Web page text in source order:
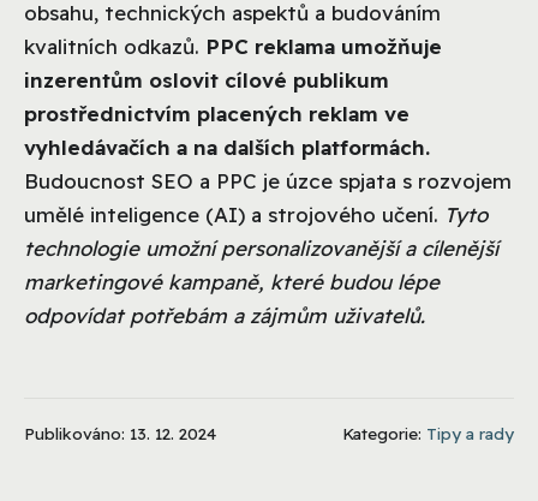
obsahu, technických aspektů a budováním
kvalitních odkazů. PPC reklama umožňuje
inzerentům oslovit cílové publikum
prostřednictvím placených reklam ve
vyhledávačích a na dalších platformách.
Budoucnost SEO a PPC je úzce spjata s rozvojem
umělé inteligence (AI) a strojového učení. Tyto
technologie umožní personalizovanější a cílenější
marketingové kampaně, které budou lépe
odpovídat potřebám a zájmům uživatelů.
Publikováno: 13. 12. 2024 Kategorie: Tipy a rady